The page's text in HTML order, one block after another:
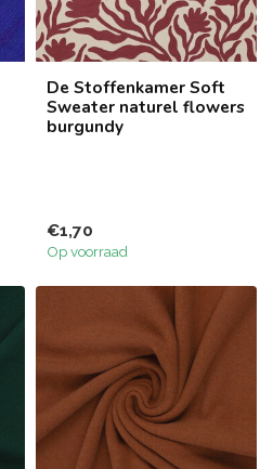
De Stoffenkamer Soft
Sweater naturel flowers
burgundy
€1,70
Op voorraad